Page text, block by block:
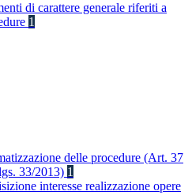
di carattere generale riferiti a
1
delle procedure (Art. 37
33/2013) 1
interesse realizzazione opere